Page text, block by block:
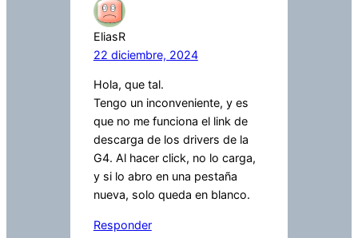
EliasR
22 diciembre, 2024
Hola, que tal.
Tengo un inconveniente, y es
que no me funciona el link de
descarga de los drivers de la
G4. Al hacer click, no lo carga,
y si lo abro en una pestaña
nueva, solo queda en blanco.
Responder